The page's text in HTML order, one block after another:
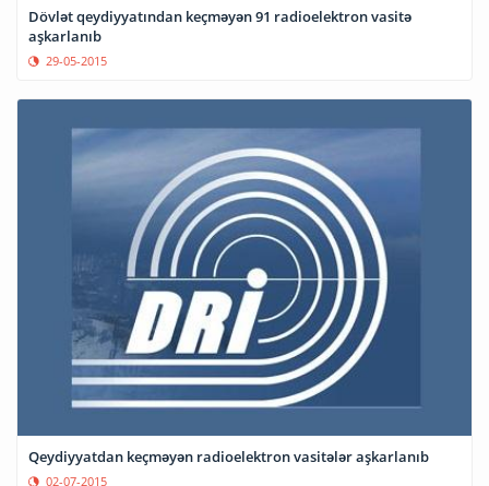
Dövlət qeydiyyatından keçməyən 91 radioelektron vasitə
aşkarlanıb
29-05-2015
Qeydiyyatdan keçməyən radioelektron vasitələr aşkarlanıb
02-07-2015